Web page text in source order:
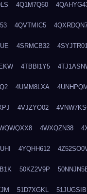
4Q1M7Q60
4QVTMIC5
4SRMCB32 4SYJTR01
4TBBI1Y5
4UMM8LXA
4VJZYO02
4WXQZN38
4YQHH612
50KZ2V9P
51D7XGKL 51JUGSIB